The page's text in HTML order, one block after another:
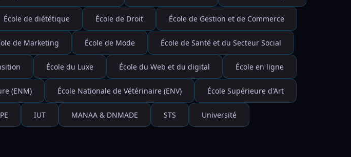
École de diététique École de Droit École de Gestion et de Commerce
de Marketing École de Mode École de Santé et du Secteur Social
École du Luxe École du Web et du digital École en ligne
(ENM) École Nationale de Vétérinaire (ENV) École Supérieure d'Art
IUT MANAA & DNMADE STS Université